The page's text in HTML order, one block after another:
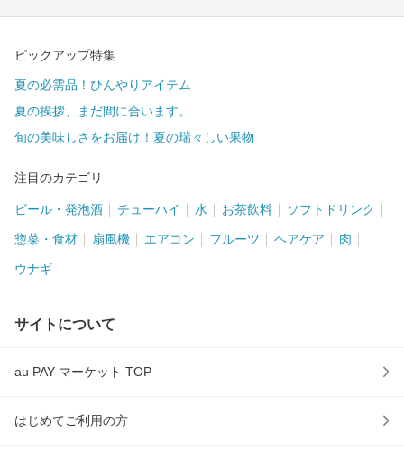
ピックアップ特集
夏の必需品！ひんやりアイテム
夏の挨拶、まだ間に合います。
旬の美味しさをお届け！夏の瑞々しい果物
注目のカテゴリ
ビール・発泡酒 チューハイ 水 お茶飲料 ソフトドリンク
惣菜・食材 扇風機 エアコン フルーツ ヘアケア 肉
ウナギ
サイトについて
au PAY マーケット TOP
はじめてご利用の方